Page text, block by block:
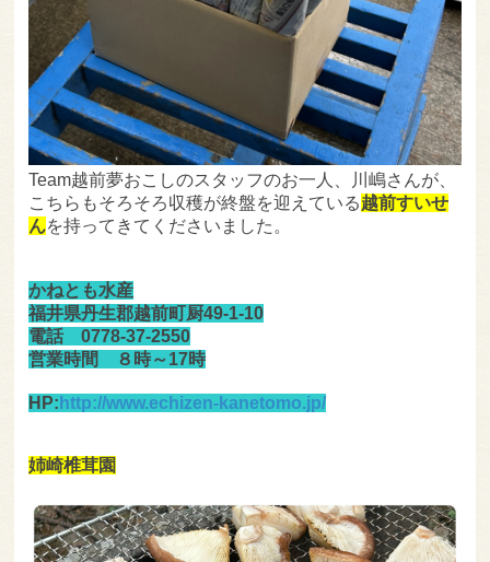
Team越前夢おこしのスタッフのお一人、川嶋さんが、
こちらもそろそろ収穫が終盤を迎えている越前すいせ
んを持ってきてくださいました。
かねとも水産
福井県丹生郡越前町厨49-1-10
電話 0778-37-2550
営業時間 ８時～17時
HP: http://www.echizen-kanetomo.jp/
姉崎椎茸園